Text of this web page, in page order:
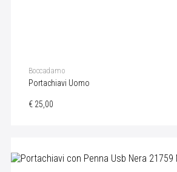
Boccadamo
Portachiavi Uomo
€ 25,00